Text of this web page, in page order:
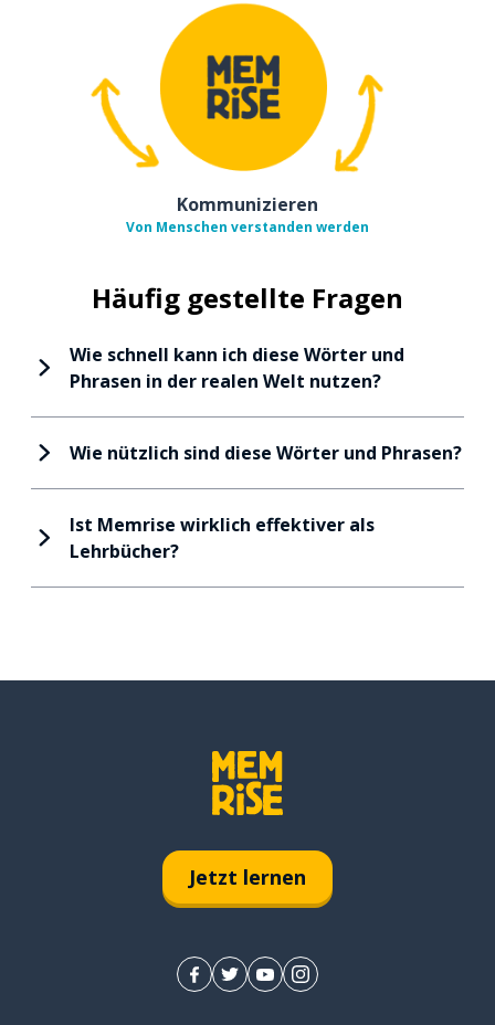
Kommunizieren
Von Menschen verstanden werden
Häufig gestellte Fragen
Wie schnell kann ich diese Wörter und
Phrasen in der realen Welt nutzen?
Wie nützlich sind diese Wörter und Phrasen?
Ist Memrise wirklich effektiver als
Lehrbücher?
Jetzt lernen